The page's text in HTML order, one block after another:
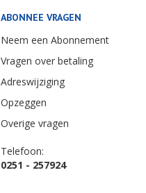
ABONNEE VRAGEN
Neem een Abonnement
Vragen over betaling
Adreswijziging
Opzeggen
Overige vragen
Telefoon:
0251 - 257924